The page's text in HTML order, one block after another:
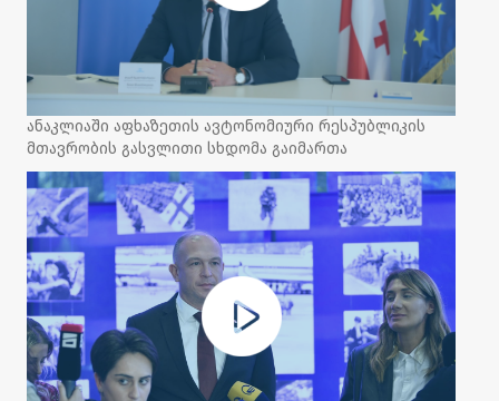
ანაკლიაში აფხაზეთის ავტონომიური რესპუბლიკის
მთავრობის გასვლითი სხდომა გაიმართა